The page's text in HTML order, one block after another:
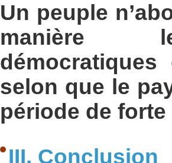
Un peuple
manière
démocratiques
selon que le
période de
III. Conclusion